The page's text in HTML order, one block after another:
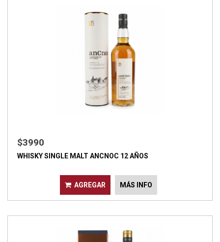
$3990
WHISKY SINGLE MALT ANCNOC 12 AÑOS
AGREGAR MÁS INFO